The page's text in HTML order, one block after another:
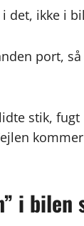
det, ikke i
port,
stik,
i bilen